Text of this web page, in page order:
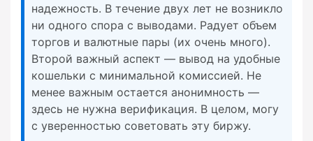
надежность. В течение двух лет не возникло
ни одного спора с выводами. Радует объем
торгов и валютные пары (их очень много).
Второй важный аспект — вывод на удобные
кошельки с минимальной комиссией. Не
менее важным остается анонимность —
здесь не нужна верификация. В целом, могу
с уверенностью советовать эту биржу.